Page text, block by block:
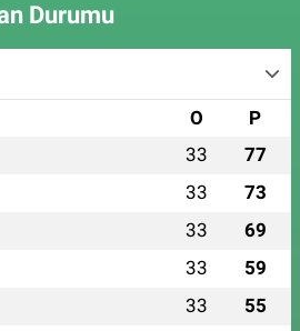
Durumu
O P
33 77
33 73
33 69
33 59
33 55